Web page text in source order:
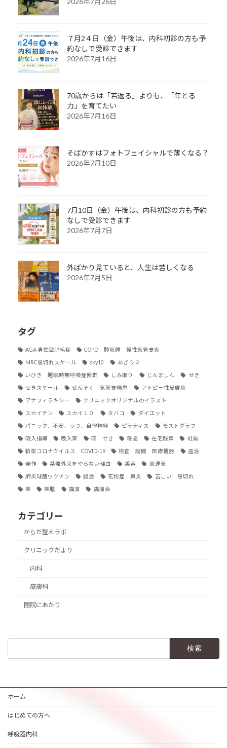
７月2４日（金）午後は、内科初診の方も予
約なしで受診できます
2026年7月16日
70歳からは「若返る」よりも、「年とる
力」を育てたい
2026年7月16日
そばかすはフォトフェイシャルで薄くなる？
2026年7月10日
7月10日（金）午後は、内科初診の方も予約
なしで受診できます
2026年7月7日
外ばかり見ていると、人生は苦しくなる
2026年7月5日
タグ
AGA 男性型脱毛症 COPD 肺気腫 慢性気管支炎
MRC息切れスケール sky10 あざ シミ
いびき 睡眠時無呼吸症候群 しみ取り じんましん せき
せきスケール ぜんそく 気管支喘息 アトピー性皮膚炎
アナフィラキシー クリニックオリジナルのイラスト
スカイテン スカイ１０ タバコ ダイエット
パニック、不安、うつ、自律神経 ピラティス モストグラフ
吸入指導 吸入薬 咳 せき 喘息 在宅酸素 妊娠
新型コロナウイルス COVID-19 検査 設備 医療機器 温活
発作 禁煙外来をやらない理由 美容 肌運気
肺炎球菌ワクチン 腸活 花粉症 鼻炎 苦しい 息切れ
薬 薬膳 講演 講演会
カテゴリー
からだ整えラボ
クリニックだより
内科
皮膚科
開院にあたり
ホーム
はじめての方へ
呼吸器内科